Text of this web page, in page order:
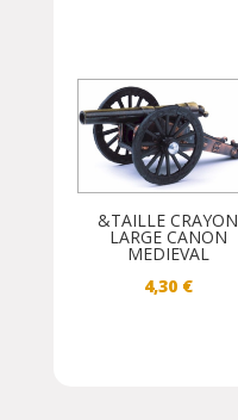
&TAILLE CRAYON
LARGE CANON
MEDIEVAL
4,30 €